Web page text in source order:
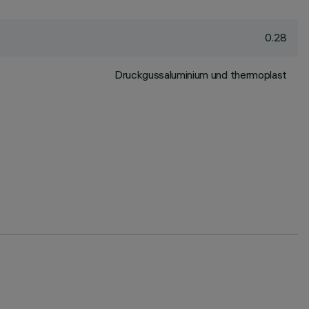
0.28
Druckgussaluminium und thermoplast